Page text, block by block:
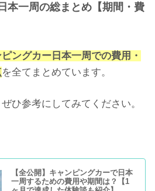
本一周の総まとめ【期間・費
ングカー日本一周での費用・
を全てまとめています。
ひ参考にしてみてください。
【全公開】キャンピングカーで日本
一周するための費用や期間は？【1